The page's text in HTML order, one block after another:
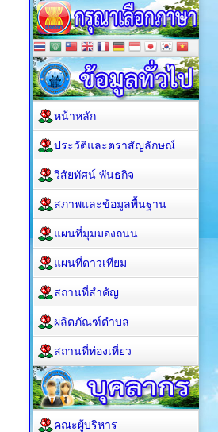
หน้าหลัก
ประวัติและตราสัญลักษณ์
วิสัยทัศน์ พันธกิจ
สภาพและข้อมูลพื้นฐาน
แผนที่มุมมองถนน
แผนที่ดาวเทียม
สถานที่สำคัญ
ผลิตภัณฑ์ตำบล
สถานที่ท่องเที่ยว
คณะผู้บริหาร